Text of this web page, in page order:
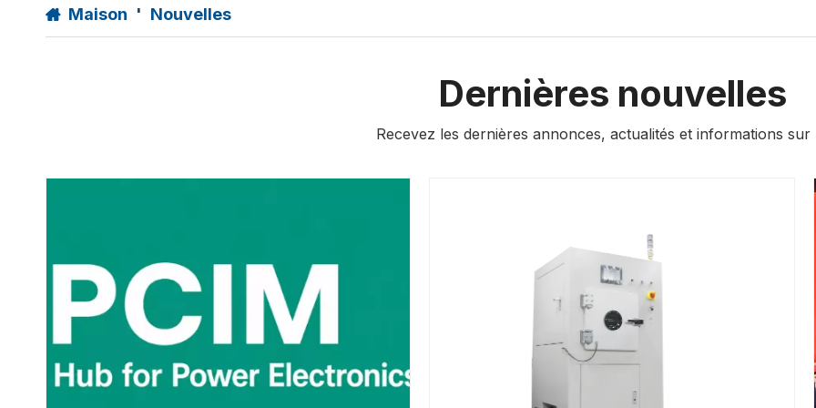
Maison ' Nouvelles
Dernières nouvelles
Recevez les dernières annonces, actualités et informations sur